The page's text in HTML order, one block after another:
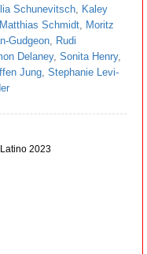
Schunevitsch
Kaley
Matthias Schmidt
Moritz
Gudgeon
Rudi
Delaney, Sonita Henry,
Jung Stephanie Levi-